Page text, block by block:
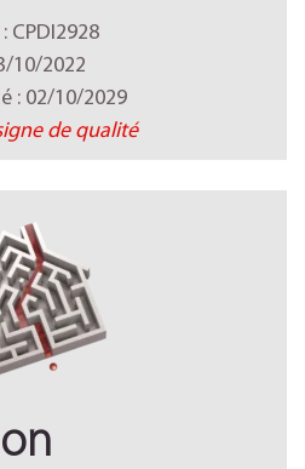
CPDI2928
10/2022
: 02/10/2029
de qualité